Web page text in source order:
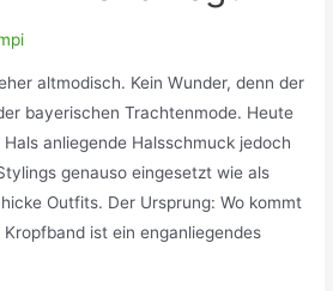
altmodisch. Kein Wunder, denn der
bayerischen Trachtenmode. Heute
anliegende Halsschmuck jedoch
genauso eingesetzt wie als
Outfits. Der Ursprung: Wo kommt
ist ein enganliegendes